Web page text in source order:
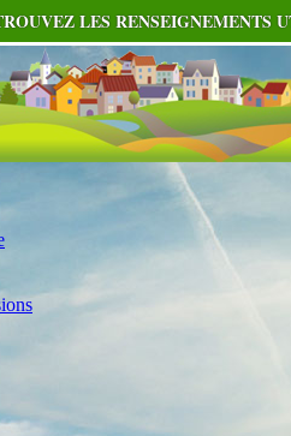
LES RENSEIGNEMENTS